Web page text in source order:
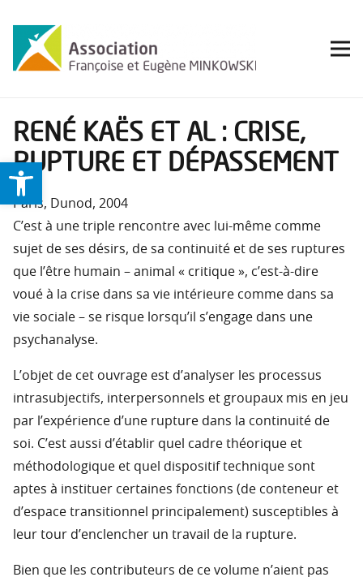
RENÉ KAËS ET AL : CRISE,
RUPTURE ET DÉPASSEMENT
Paris, Dunod, 2004
C’est à une triple rencontre avec lui-même comme
sujet de ses désirs, de sa continuité et de ses ruptures
que l’être humain – animal « critique », c’est-à-dire
voué à la crise dans sa vie intérieure comme dans sa
vie sociale – se risque lorsqu’il s’engage dans une
psychanalyse.
L’objet de cet ouvrage est d’analyser les processus
intrasubjectifs, interpersonnels et groupaux mis en jeu
par l’expérience d’une rupture dans la continuité de
soi. C’est aussi d’établir quel cadre théorique et
méthodologique et quel dispositif technique sont
aptes à instituer certaines fonctions (de conteneur et
d’espace transitionnel principalement) susceptibles à
leur tour d’enclencher un travail de la rupture.
Bien que les contributeurs de ce volume n’aient pas
Ouvrir la barre d’outils